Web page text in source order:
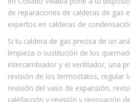
de reparaciones de calderas de gas
expertos en calderas de
Si tu caldera de gas precisa de un
limpieza o sustitución de los
intercambiador y el ventilador, una
revisión de los termostatos, regular
revisión del vaso de expansión,
calefacción y revisión y renovación